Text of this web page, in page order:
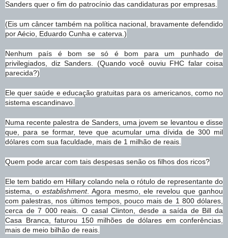
Sanders quer o fim do patrocínio das candidaturas por empresas.
(Eis um câncer também na política nacional, bravamente defendido
por Aécio, Eduardo Cunha e caterva.)
Nenhum país é bom se só é bom para um punhado de
privilegiados, diz Sanders. (Quando você ouviu FHC falar coisa
parecida?)
Ele quer saúde e educação gratuitas para os americanos, como no
sistema escandinavo.
Numa recente palestra de Sanders, uma jovem se levantou e disse
que, para se formar, teve que acumular uma dívida de 300 mil
dólares com sua faculdade, mais de 1 milhão de reais.
Quem pode arcar com tais despesas senão os filhos dos ricos?
Ele tem batido em Hillary colando nela o rótulo de representante do
sistema, oestablishment. Agora mesmo, ele revelou que ganhou
com palestras, nos últimos tempos, pouco mais de 1 800 dólares,
cerca de 7 000 reais. O casal Clinton, desde a saída de Bill da
Casa Branca, faturou 150 milhões de dólares em conferências,
mais de meio bilhão de reais.